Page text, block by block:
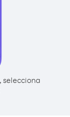
selecciona